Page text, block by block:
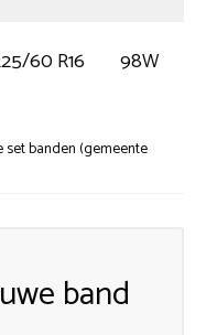
60 R16 98W
set banden (gemeente
band